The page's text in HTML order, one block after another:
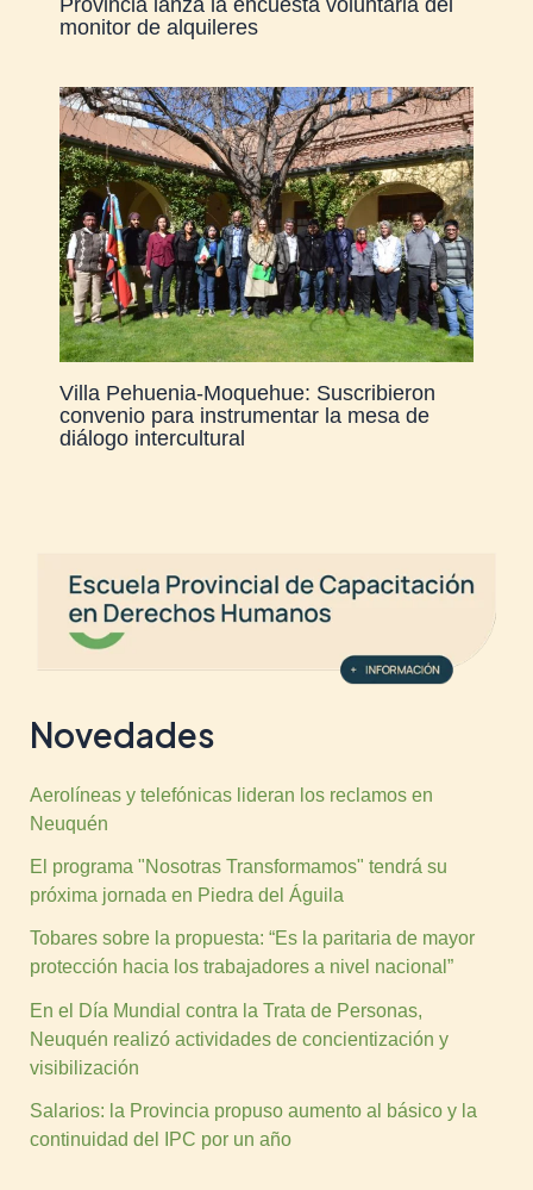
monitor de alquileres
Villa Pehuenia-Moquehue: Suscribieron
convenio para instrumentar la mesa de
diálogo intercultural
Novedades
Aerolíneas y telefónicas lideran los reclamos en
Neuquén
El programa "Nosotras Transformamos" tendrá su
próxima jornada en Piedra del Águila
Tobares sobre la propuesta: “Es la paritaria de mayor
protección hacia los trabajadores a nivel nacional”
En el Día Mundial contra la Trata de Personas,
Neuquén realizó actividades de concientización y
visibilización
Salarios: la Provincia propuso aumento al básico y la
continuidad del IPC por un año